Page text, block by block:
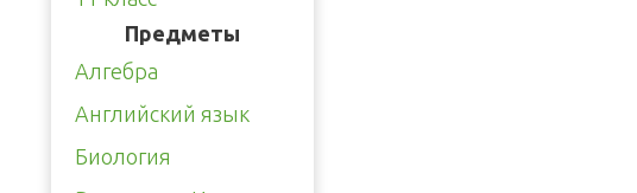
Предметы
Алгебра
Английский язык
Биология